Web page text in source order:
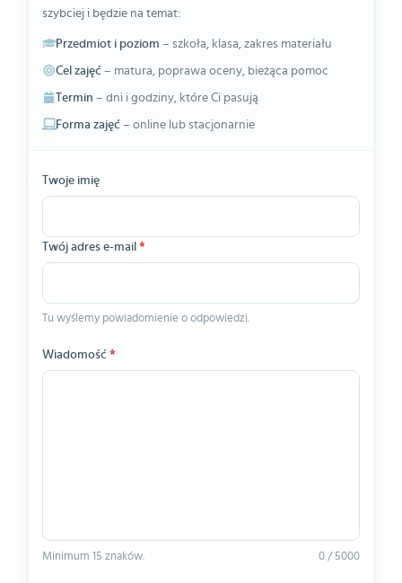
szybciej i będzie na temat:
Przedmiot i poziom – szkoła, klasa, zakres materiału
Cel zajęć – matura, poprawa oceny, bieżąca pomoc
Termin – dni i godziny, które Ci pasują
Forma zajęć – online lub stacjonarnie
Twoje imię
Twój adres e-mail *
Tu wyślemy powiadomienie o odpowiedzi.
Wiadomość *
Minimum 15 znaków. 0 / 5000